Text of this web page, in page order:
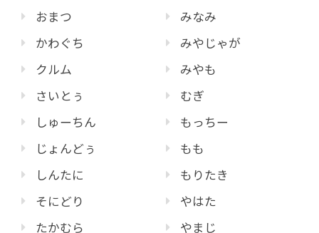
おまつ
かわぐち
クルム
さいとぅ
しゅーちん
じょんどぅ
しんたに
そにどり
たかむら
みなみ
みやじゃが
みやも
むぎ
もっちー
もも
もりたき
やはた
やまじ